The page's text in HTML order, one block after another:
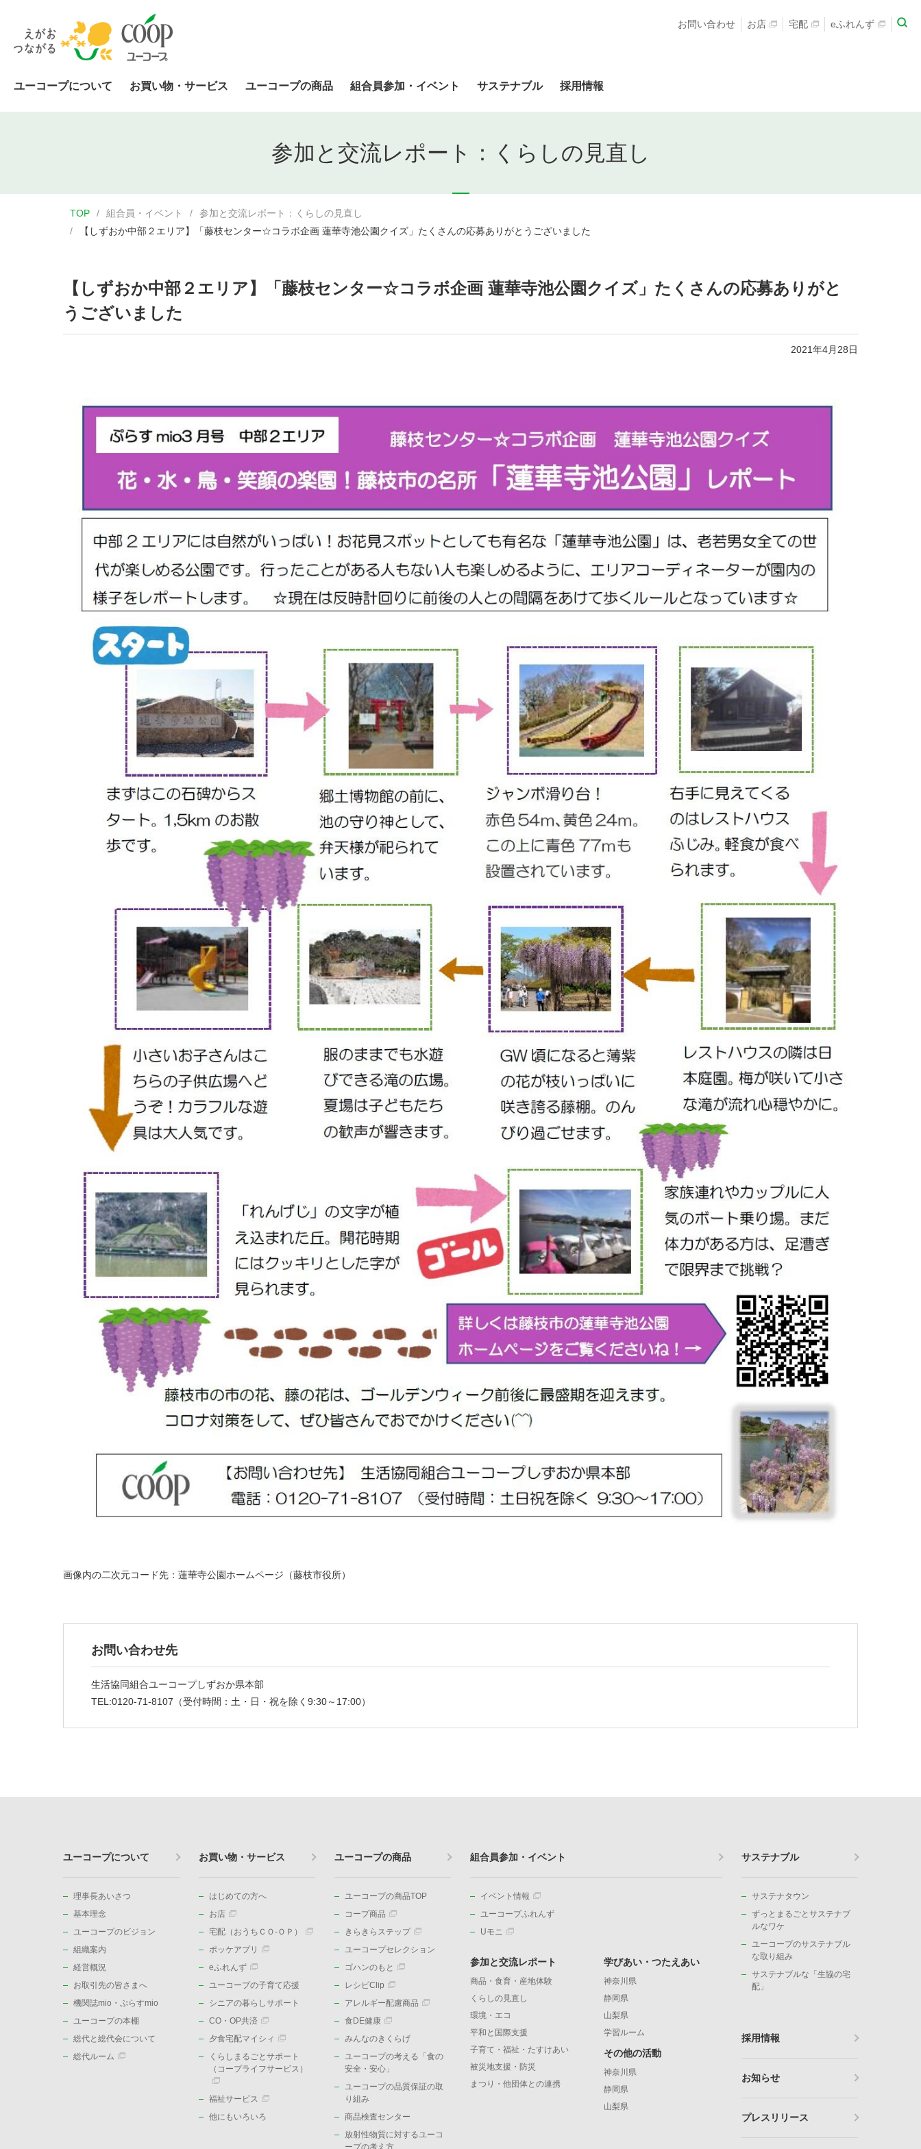
ユーコープについて お買い物・サービス ユーコープの商品 組合員参加・イベント サステナブル 採用情報
お問い合わせ お店 宅配 eふれんず
参加と交流レポート：くらしの見直し
TOP 組合員・イベント
参加と交流レポート：くらしの見直し
【しずおか中部２エリア】「藤枝センター☆コラボ企画 蓮華寺池公園クイズ」たくさんの応募ありがとうございました
【しずおか中部２エリア】「藤枝センター☆コラボ企画 蓮華寺池公園クイズ」たくさんの応募ありがと
うございました
2021年4月28日
画像内の二次元コード先： 蓮華寺公園ホームページ（藤枝市役所）
お問い合わせ先
生活協同組合ユーコープしずおか県本部
TEL:0120-71-8107（受付時間：土・日・祝を除く9:30～17:00）
ユーコープについて
理事長あいさつ
基本理念
ユーコープのビジョン
組織案内
経営概況
お取引先の皆さまへ
機関誌mio・ぷらすmio
ユーコープの本棚
総代と総代会について
総代ルーム
お買い物・サービス
はじめての方へ
お店
宅配（おうちＣＯ-ＯＰ）
ポッケアプリ
eふれんず
ユーコープの子育て応援
シニアの暮らしサポート
CO・OP共済
夕食宅配マイシィ
くらしまるごとサポート
（コープライフサービス）
福祉サービス
他にもいろいろ
ユーコープの商品
ユーコープの商品TOP
コープ商品
きらきらステップ
ユーコープセレクション
ゴハンのもと
レシピClip
アレルギー配慮商品
食DE健康
みんなのきくらげ
ユーコープの考える「食の
安全・安心」
ユーコープの品質保証の取
り組み
商品検査センター
放射性物質に対するユーコ
ープの考え方
組合員参加・イベント
イベント情報
ユーコープふれんず
Uモニ
参加と交流レポート
商品・食育・産地体験
くらしの見直し
環境・エコ
平和と国際支援
子育て・福祉・たすけあい
被災地支援・防災
まつり・他団体との連携
学びあい・つたえあい
神奈川県
静岡県
山梨県
学習ルーム
その他の活動
神奈川県
静岡県
山梨県
サステナブル
サステナタウン
ずっとまるごとサステナブ
ルなワケ
ユーコープのサステナブル
な取り組み
サステナブルな「生協の宅
配」
採用情報
お知らせ
プレスリリース